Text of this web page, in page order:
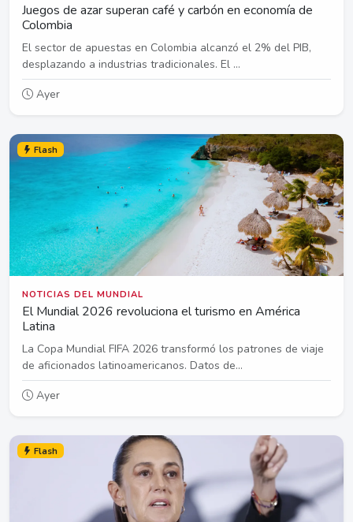
Juegos de azar superan café y carbón en economía de
Colombia
El sector de apuestas en Colombia alcanzó el 2% del PIB,
desplazando a industrias tradicionales. El ...
Ayer
Flash
NOTICIAS DEL MUNDIAL
El Mundial 2026 revoluciona el turismo en América
Latina
La Copa Mundial FIFA 2026 transformó los patrones de viaje
de aficionados latinoamericanos. Datos de...
Ayer
Flash